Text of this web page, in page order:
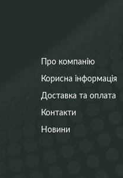
Про компанію
Корисна інформація
Доставка та оплата
Контакти
Новини